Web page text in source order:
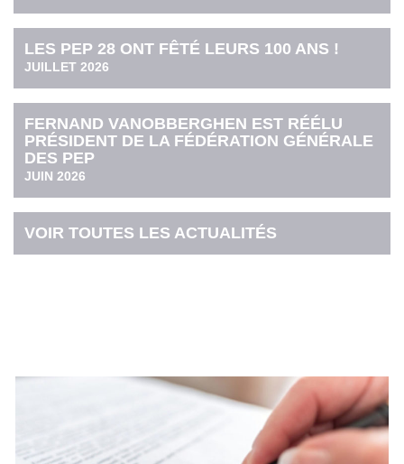
LES PEP 28 ONT FÊTÉ LEURS 100 ANS !
JUILLET 2026
FERNAND VANOBBERGHEN EST RÉÉLU
PRÉSIDENT DE LA FÉDÉRATION GÉNÉRALE
DES PEP
JUIN 2026
VOIR TOUTES LES ACTUALITÉS